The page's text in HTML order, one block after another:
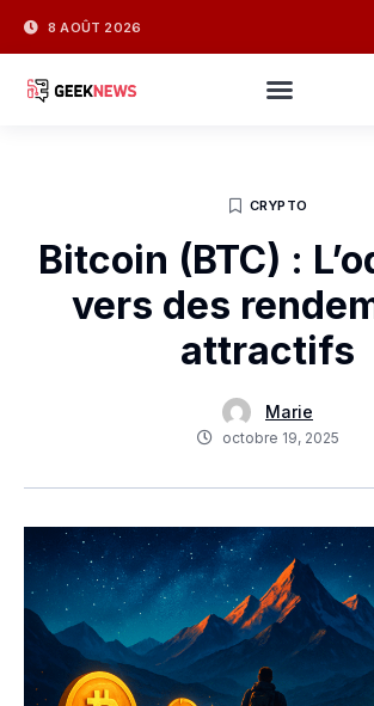
8 AOÛT 2026
CRYPTO
Bitcoin (BTC) :
vers des
attractifs
Marie
octobre 19, 2025